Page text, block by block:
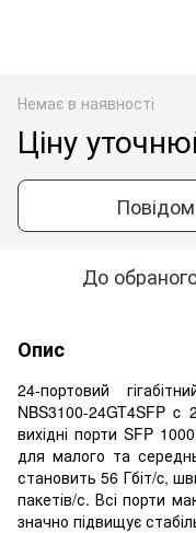
Немає в наявності
Ціну
До
Опис
24-портовий
NBS3100-24GT4SFP
вихідні порти SFP
для малого та
становить 56 Гбіт/c,
пакетів/с. Всі порти
значно підвищує